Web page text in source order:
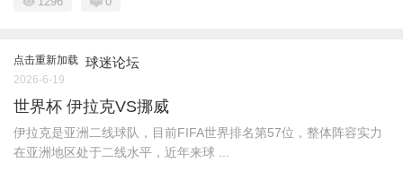
点击重新加载 球迷论坛
2026-6-19
世界杯 伊拉克VS挪威
伊拉克是亚洲二线球队，目前FIFA世界排名第57位，整体阵容实力
在亚洲地区处于二线水平，近年来球 ...